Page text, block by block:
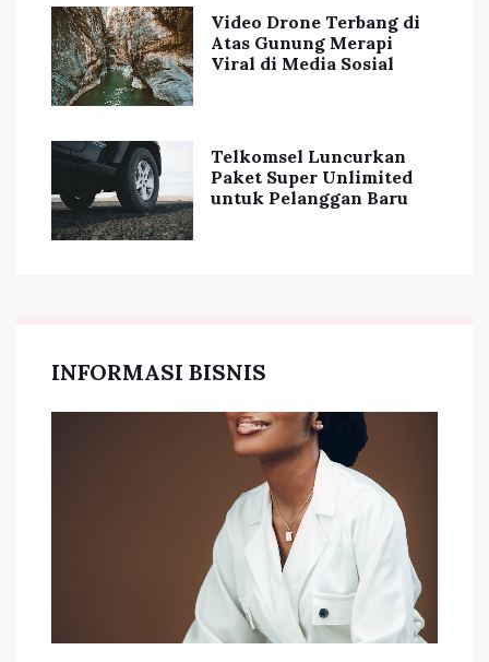
Video Drone Terbang di
Atas Gunung Merapi
Viral di Media Sosial
Telkomsel Luncurkan
Paket Super Unlimited
untuk Pelanggan Baru
INFORMASI BISNIS